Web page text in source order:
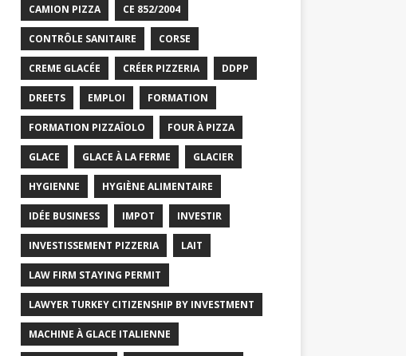
CAMION PIZZA CE 852/2004
CONTRÔLE SANITAIRE CORSE
CREME GLACÉE CRÉER PIZZERIA DDPP
DREETS EMPLOI FORMATION
FORMATION PIZZAÏOLO FOUR À PIZZA
GLACE GLACE À LA FERME GLACIER
HYGIENNE HYGIÈNE ALIMENTAIRE
IDÉE BUSINESS IMPOT INVESTIR
INVESTISSEMENT PIZZERIA LAIT
LAW FIRM STAYING PERMIT
LAWYER TURKEY CITIZENSHIP BY INVESTMENT
MACHINE À GLACE ITALIENNE